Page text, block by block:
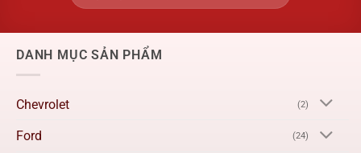
DANH MỤC SẢN PHẨM
Chevrolet (2)
Ford (24)